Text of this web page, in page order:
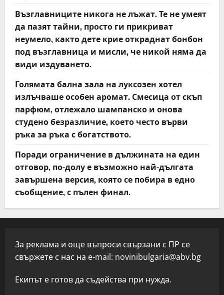
Възглавниците никога не лъжат. Те не умеят
да пазят тайни, просто ги прикриват
неумело, както дете крие откраднат бонбон
под възглавница и мисли, че никой няма да
види издуването.
Голямата бална зала на луксозен хотел
излъчваше особен аромат. Смесица от скъп
парфюм, отлежало шампанско и онова
студено безразличие, което често върви
ръка за ръка с богатството.
Поради ограничение в дължината на един
отговор, по-долу е възможно най-дългата
завършена версия, която се побира в едно
съобщение, с пълен финал.
За реклама и още въпроси свързани с ПР се
свържете с нас на e-mail: novinibulgaria@abv.bg
Екипът е готов да съдейства при нужда.